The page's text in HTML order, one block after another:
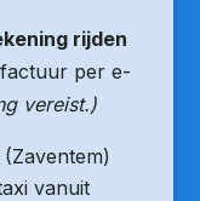
rijden
per e-
vereist.)
vanuit